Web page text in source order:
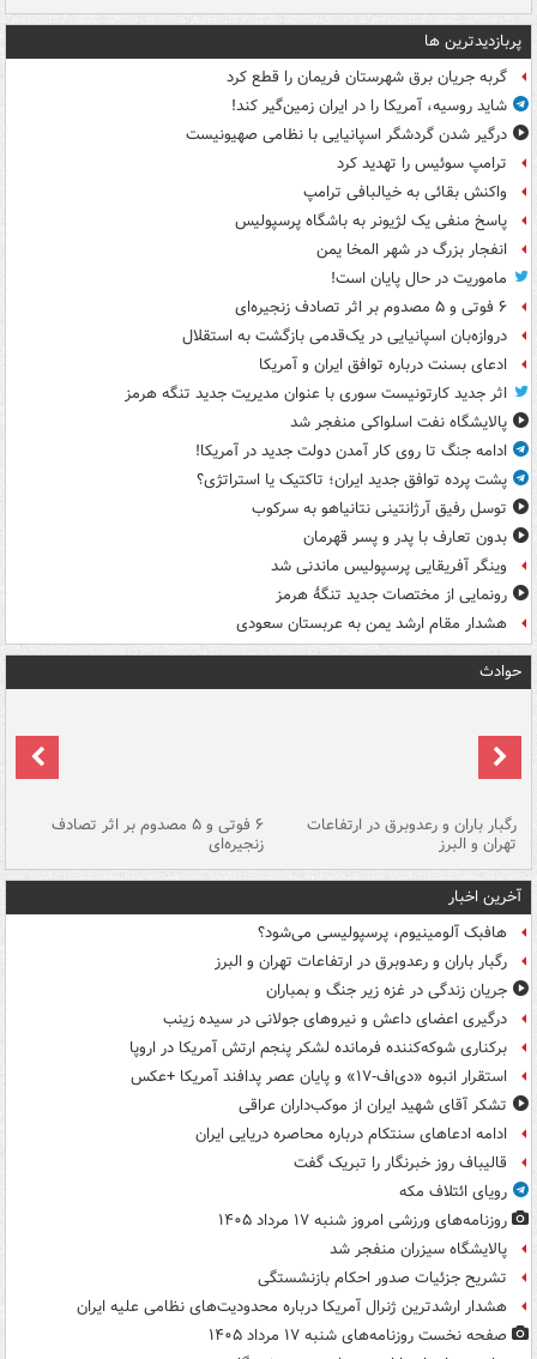
پربازدیدترین ها
گربه جریان برق شهرستان فریمان را قطع کرد
شاید روسیه، آمریکا را در ایران زمین‌گیر کند!
درگیر شدن گردشگر اسپانیایی با نظامی صهیونیست
ترامپ سوئیس را تهدید کرد
واکنش بقائی به خیالبافی ترامپ
پاسخ منفی یک لژیونر به باشگاه پرسپولیس
انفجار بزرگ در شهر المخا یمن
ماموریت در حال پایان است!
۶ فوتی و ۵ مصدوم بر اثر تصادف زنجیره‌ای
دروازه‌بان اسپانیایی در یک‌قدمی بازگشت به استقلال
ادعای بسنت درباره توافق ایران و آمریکا
اثر جدید کارتونیست سوری با عنوان مدیریت جدید تنگه هرمز
پالایشگاه نفت اسلواکی منفجر شد
ادامه جنگ تا روی کار آمدن دولت جدید در آمریکا!
پشت پرده توافق جدید ایران؛ تاکتیک یا استراتژی؟
توسل رفیق آرژانتینی نتانیاهو به سرکوب
بدون تعارف با پدر و پسر قهرمان
وینگر آفریقایی پرسپولیس ماندنی شد
رونمایی از مختصات جدید تنگۀ هرمز
هشدار مقام ارشد یمن به عربستان سعودی
حوادث
رگبار باران و رعدوبرق در ارتفاعات
تهران و البرز
۶ فوتی و ۵ مصدوم بر اثر تصادف
زنجیره‌ای
آخرین اخبار
هافبک آلومینیوم، پرسپولیسی می‌شود؟
رگبار باران و رعدوبرق در ارتفاعات تهران و البرز
جریان زندگی در غزه زیر جنگ و بمباران
درگیری اعضای داعش و نیروهای جولانی در سیده زینب
برکناری شوکه‌کننده فرمانده لشکر پنجم ارتش آمریکا در اروپا
استقرار انبوه «دی‌اف‑۱۷» و پایان عصر پدافند آمریکا +عکس
تشکر آقای شهید ایران از موکب‌داران عراقی
ادامه ادعاهای سنتکام درباره محاصره دریایی ایران
قالیباف روز خبرنگار را تبریک گفت
رویای ائتلاف مکه
روزنامه‌های ورزشی امروز ‌شنبه ۱۷ مرداد ۱۴۰۵
پالایشگاه سیزران منفجر شد
تشریح جزئیات صدور احکام بازنشستگی
هشدار ارشدترین ژنرال آمریکا درباره محدودیت‌های نظامی علیه ایران
صفحه نخست روزنامه‌های شنبه ۱۷ مرداد ۱۴۰۵